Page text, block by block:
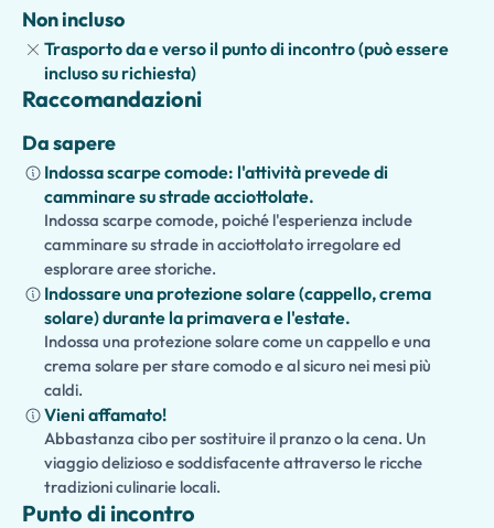
Perfetto per coppie, gruppi di amici e appassionati di
gastronomia, questo tour può anche essere
personalizzato ed esteso in un'esperienza di intera
giornata. Le aggiunte opzionali includono degustazioni di
vino, visite ai mercati locali, lezioni di cucina o attrazioni
culturali, rendendo questo viaggio gastronomico un modo
davvero indimenticabile per sperimentare Napoli.
Non incluso
Trasporto da e verso il punto di incontro (può essere
incluso su richiesta)
Raccomandazioni
Da sapere
Indossa scarpe comode: l'attività prevede di
camminare su strade acciottolate.
Indossa scarpe comode, poiché l'esperienza include
camminare su strade in acciottolato irregolare ed
esplorare aree storiche.
Indossare una protezione solare (cappello, crema
solare) durante la primavera e l'estate.
Indossa una protezione solare come un cappello e una
crema solare per stare comodo e al sicuro nei mesi più
caldi.
Vieni affamato!
Abbastanza cibo per sostituire il pranzo o la cena. Un
viaggio delizioso e soddisfacente attraverso le ricche
tradizioni culinarie locali.
Punto di incontro